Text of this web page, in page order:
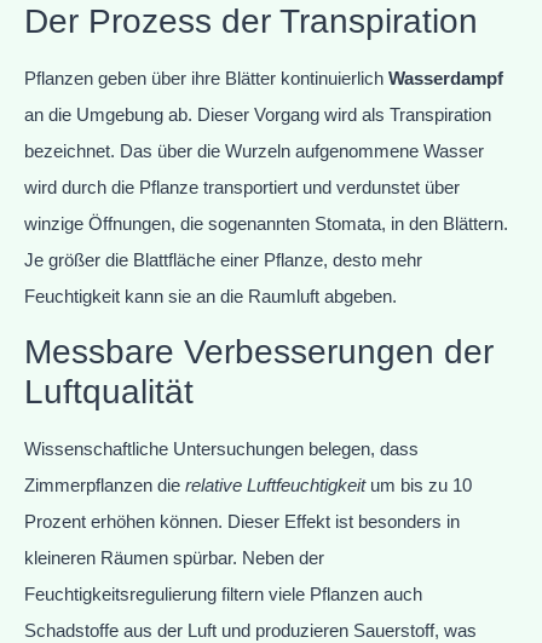
Der Prozess der Transpiration
Pflanzen geben über ihre Blätter kontinuierlich Wasserdampf
an die Umgebung ab. Dieser Vorgang wird als Transpiration
bezeichnet. Das über die Wurzeln aufgenommene Wasser
wird durch die Pflanze transportiert und verdunstet über
winzige Öffnungen, die sogenannten Stomata, in den Blättern.
Je größer die Blattfläche einer Pflanze, desto mehr
Feuchtigkeit kann sie an die Raumluft abgeben.
Messbare Verbesserungen der
Luftqualität
Wissenschaftliche Untersuchungen belegen, dass
Zimmerpflanzen die relative Luftfeuchtigkeitum bis zu 10
Prozent erhöhen können. Dieser Effekt ist besonders in
kleineren Räumen spürbar. Neben der
Feuchtigkeitsregulierung filtern viele Pflanzen auch
Schadstoffe aus der Luft und produzieren Sauerstoff, was